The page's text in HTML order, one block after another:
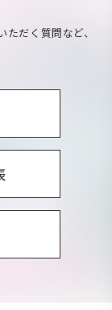
だく質問など、